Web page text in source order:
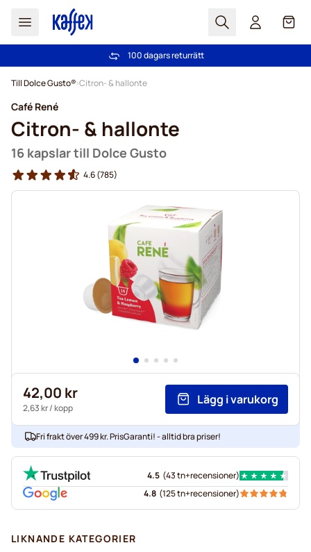
Sök Cart
Fri frakt över 499 kr
100 dagars returrätt
Till Dolce Gusto® Citron- & hallonte
Café René
Citron- & hallonte
16 kapslar till Dolce Gusto
4.6(785)
42,00 kr
2,63 kr/ kopp
Lägg i varukorg
Fri frakt över 499 kr. PrisGaranti! - alltid bra priser!
4.5 (43 tn+recensioner)
4.8 (125 tn+recensioner)
LIKNANDE KATEGORIER